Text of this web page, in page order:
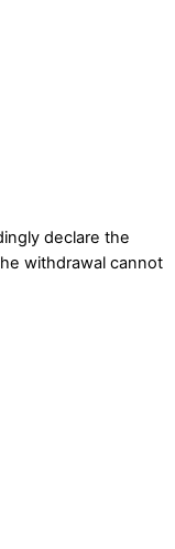
declare the
withdrawal cannot